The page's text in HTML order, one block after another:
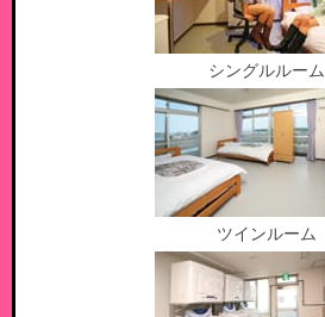
シングルルーム
ツインルーム